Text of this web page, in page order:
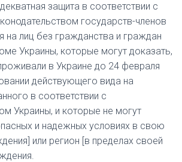
защита в соответствии с
государств-членов
на лиц без гражданства и граждан
Украины, которые могут доказать,
в Украине до 24 февраля
действующего вида на
в соответствии с
Украины, и которые не могут
и надежных условиях в свою
или регион [в пределах своей